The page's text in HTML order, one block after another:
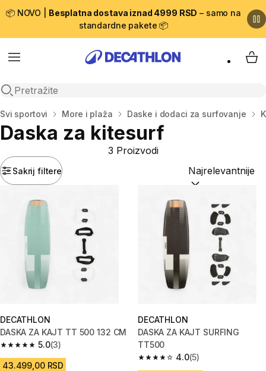
📦 NOVO | Besplatna dostava iznad 4999 RSD – samo na
standardne pakete 📦
Menu
Open search
My
Početna stranica
Svi sportovi More i plaža Daske i dodaci za surfovanje
Daska za kitesurf
Sakrij filtere
3 Proizvodi
Sortiraj po:
DECATHLON
DASKA ZA KAJT TT 500 132 CM
5.0
5.0 od 5 zvezdica from 3 Recenzije
(3)
43.499,00 RSD
DECATHLON
DASKA ZA KAJT SURFING
TT500
4.0
4.0 od 5 zvezdica from 5
(5)